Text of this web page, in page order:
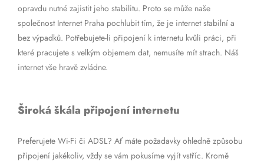
opravdu nutné zajistit jeho stabilitu. Proto se může naše
společnost Internet Praha pochlubit tím, že je internet stabilní a
bez výpadků. Potřebujete-li připojení k internetu kvůli práci, při
které pracujete s velkým objemem dat, nemusíte mít strach. Náš
internet vše hravě zvládne.
Široká škála připojení internetu
Preferujete Wi-Fi či ADSL? Ať máte požadavky ohledně způsobu
připojení jakékoliv, vždy se vám pokusíme vyjít vstříc. Kromě